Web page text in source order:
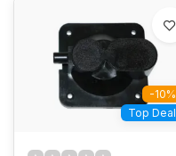
-10%
Top Deal